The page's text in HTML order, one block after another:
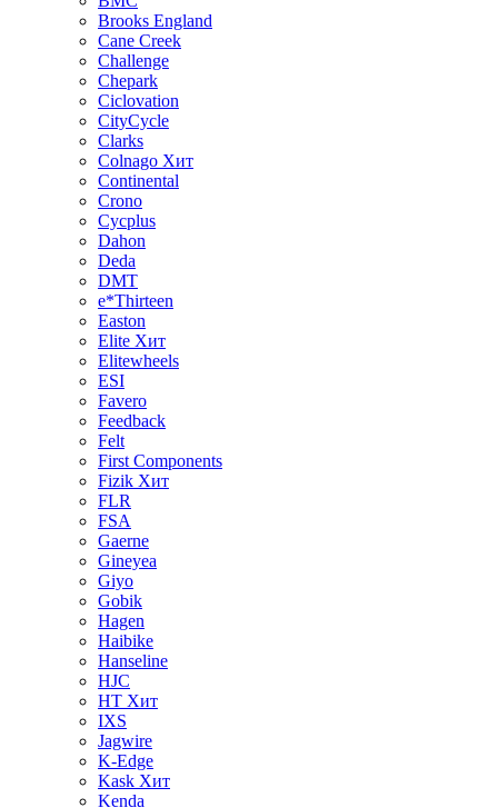
Brooks England
Cane Creek
Challenge
Chepark
Ciclovation
CityCycle
Clarks
Colnago Хит
Continental
Crono
Cycplus
Dahon
Deda
DMT
e*Thirteen
Easton
Elite Хит
Elitewheels
ESI
Favero
Feedback
Felt
First Components
Fizik Хит
FLR
FSA
Gaerne
Gineyea
Giyo
Gobik
Hagen
Haibike
Hanseline
HJC
HT Хит
IXS
Jagwire
K-Edge
Kask Хит
Kenda